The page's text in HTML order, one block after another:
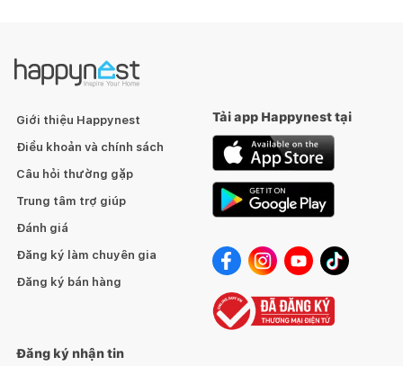
Giới thiệu Happynest
Điều khoản và chính sách
Câu hỏi thường gặp
Trung tâm trợ giúp
Đánh giá
Đăng ký làm chuyên gia
Đăng ký bán hàng
Tải app Happynest tại
Đăng ký nhận tin